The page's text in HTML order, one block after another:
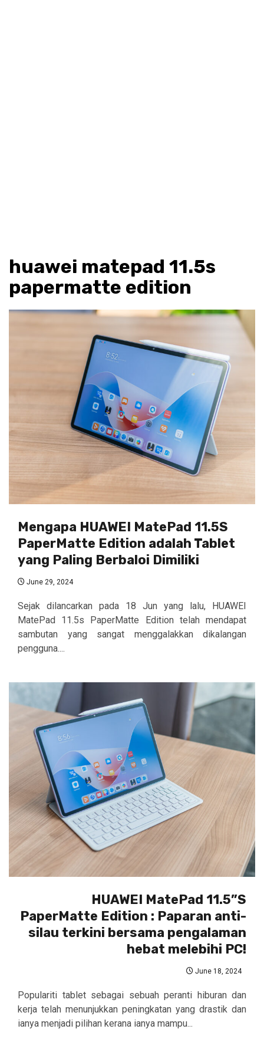
huawei matepad 11.5s
papermatte edition
Mengapa HUAWEI MatePad 11.5S
PaperMatte Edition adalah Tablet
yang Paling Berbaloi Dimiliki
June 29, 2024
Sejak dilancarkan pada 18 Jun yang lalu, HUAWEI
MatePad 11.5s PaperMatte Edition telah mendapat
sambutan yang sangat menggalakkan dikalangan
pengguna....
HUAWEI MatePad 11.5”S
PaperMatte Edition : Paparan anti-
silau terkini bersama pengalaman
hebat melebihi PC!
June 18, 2024
Populariti tablet sebagai sebuah peranti hiburan dan
kerja telah menunjukkan peningkatan yang drastik dan
ianya menjadi pilihan kerana ianya mampu...